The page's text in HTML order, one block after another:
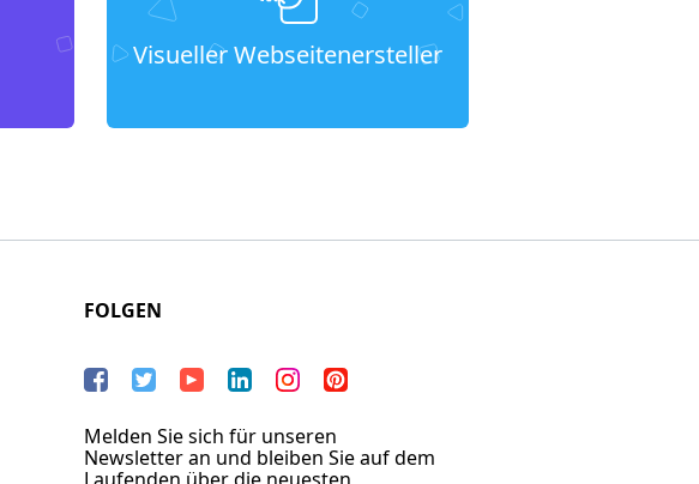
Visueller Webseitenersteller
FOLGEN
Melden Sie sich für unseren
Newsletter an und bleiben Sie auf dem